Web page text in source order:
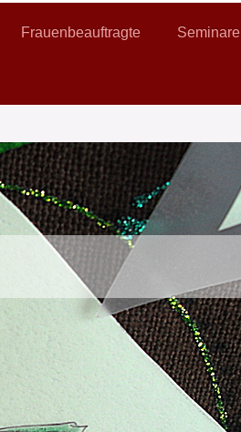
Frauenbeauftragte Seminare